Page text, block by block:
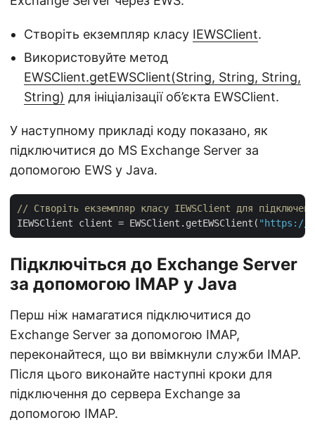
Створіть екземпляр класу IEWSClient.
Використовуйте метод
EWSClient.getEWSClient(String, String, String,
String) для ініціалізації об’єкта EWSClient.
У наступному прикладі коду показано, як
підключитися до MS Exchange Server за
допомогою EWS у Java.
// Створіть екземпляр класу IEWSClient для
IEWSClient client = EWSClient.getEWSClient( "https://
Підключіться до Exchange Server
за допомогою IMAP у Java
Перш ніж намагатися підключитися до
Exchange Server за допомогою IMAP,
переконайтеся, що ви ввімкнули служби IMAP.
Після цього виконайте наступні кроки для
підключення до сервера Exchange за
допомогою IMAP.